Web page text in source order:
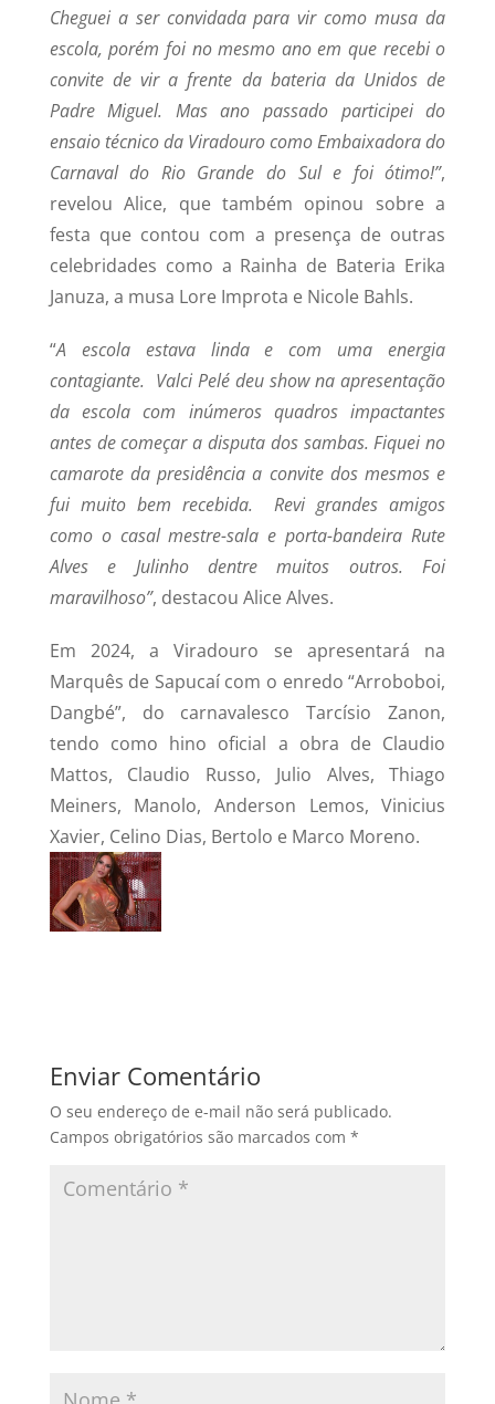
Cheguei a ser convidada para vir como musa da
escola, porém foi no mesmo ano em que recebi o
convite de vir a frente da bateria da Unidos de
Padre Miguel. Mas ano passado participei do
ensaio técnico da Viradouro como Embaixadora do
Carnaval do Rio Grande do Sul e foi ótimo!”,
revelou Alice, que também opinou sobre a
festa que contou com a presença de outras
celebridades como a Rainha de Bateria Erika
Januza, a musa Lore Improta e Nicole Bahls.
“A escola estava linda e com uma energia
contagiante. Valci Pelé deu show na apresentação
da escola com inúmeros quadros impactantes
antes de começar a disputa dos sambas. Fiquei no
camarote da presidência a convite dos mesmos e
fui muito bem recebida. Revi grandes amigos
como o casal mestre-sala e porta-bandeira Rute
Alves e Julinho dentre muitos outros. Foi
maravilhoso”, destacou Alice Alves.
Em 2024, a Viradouro se apresentará na
Marquês de Sapucaí com o enredo “Arroboboi,
Dangbé”, do carnavalesco Tarcísio Zanon,
tendo como hino oficial a obra de Claudio
Mattos, Claudio Russo, Julio Alves, Thiago
Meiners, Manolo, Anderson Lemos, Vinicius
Xavier, Celino Dias, Bertolo e Marco Moreno.
Enviar Comentário
O seu endereço de e-mail não será publicado.
Campos obrigatórios são marcados com *